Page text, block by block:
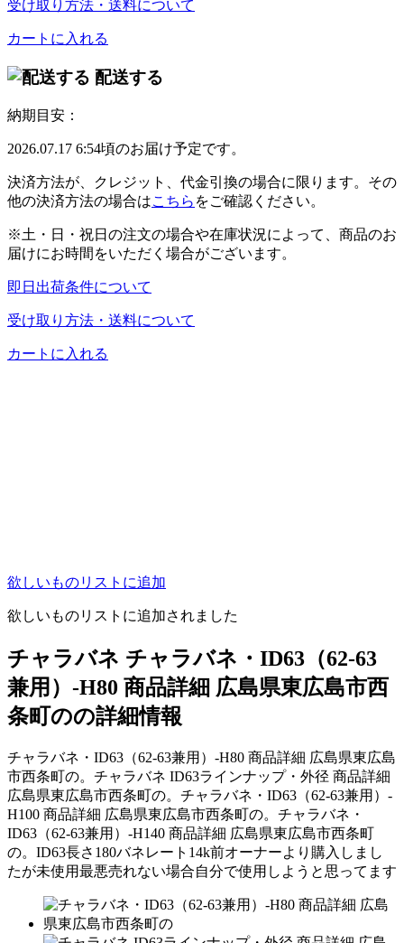
受け取り方法・送料について
カートに入れる
配送する
納期目安：
2026.07.17 6:54頃のお届け予定です。
決済方法が、クレジット、代金引換の場合に限ります。その
他の決済方法の場合はこちら をご確認ください。
※土・日・祝日の注文の場合や在庫状況によって、商品のお
届けにお時間をいただく場合がございます。
即日出荷条件について
受け取り方法・送料について
カートに入れる
欲しいものリストに追加
欲しいものリストに追加されました
チャラバネ チャラバネ・ID63（62-63
兼用）-H80 商品詳細 広島県東広島市西
条町のの詳細情報
チャラバネ・ID63（62-63兼用）-H80 商品詳細 広島県東広島
市西条町の。チャラバネ ID63ラインナップ・外径 商品詳細
広島県東広島市西条町の。チャラバネ・ID63（62-63兼用）-
H100 商品詳細 広島県東広島市西条町の。チャラバネ・
ID63（62-63兼用）-H140 商品詳細 広島県東広島市西条町
の。ID63長さ180バネレート14k前オーナーより購入しまし
たが未使用最悪売れない場合自分で使用しようと思ってます